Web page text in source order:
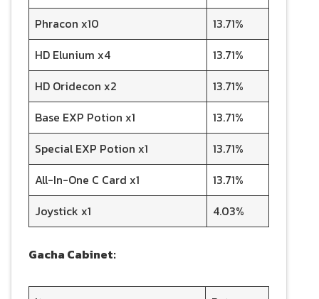
Phracon x10
13.71%
HD Elunium x4
13.71%
HD Oridecon x2
13.71%
Base EXP Potion x1
13.71%
Special EXP Potion x1
13.71%
All-In-One C Card x1
13.71%
Joystick x1
4.03%
Gacha Cabinet: